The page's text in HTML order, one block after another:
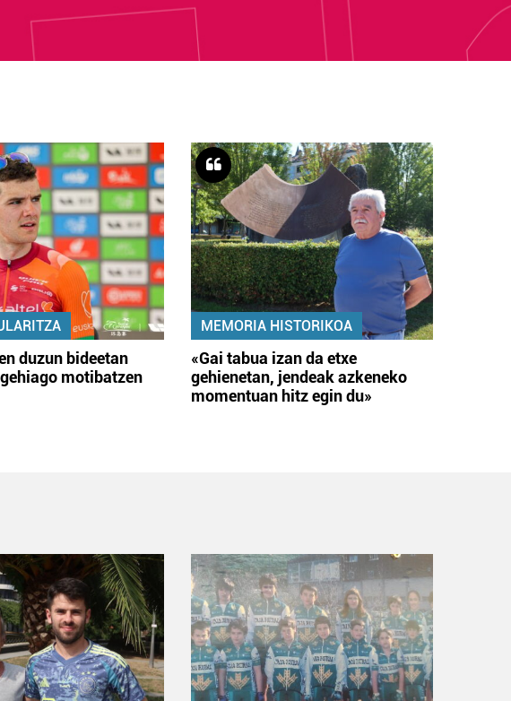
duzun bideetan
motibatzen
MEMORIA HISTORIKOA
«Gai tabua izan da etxe
gehienetan, jendeak azkeneko
momentuan hitz egin du»